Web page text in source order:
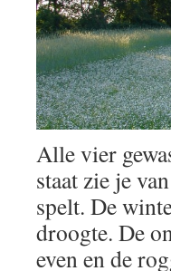
Alle vier
staat zie je
spelt. De
droogte. De
even en de